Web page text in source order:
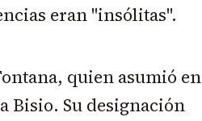
eran "insólitas".
quien asumió en
Bisio. Su designación